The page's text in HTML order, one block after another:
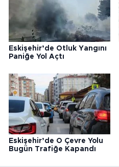
Eskişehir’de Otluk Yangını
Paniğe Yol Açtı
Eskişehir’de O Çevre Yolu
Bugün Trafiğe Kapandı